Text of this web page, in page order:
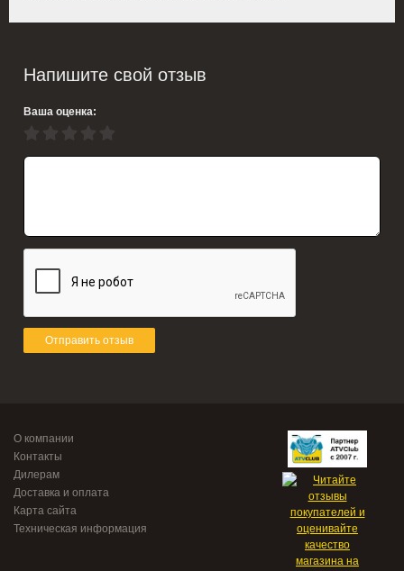
Напишите свой отзыв
Ваша оценка:
Отправить отзыв
О компании
Контакты
Дилерам
Доставка и оплата
Карта сайта
Техническая информация